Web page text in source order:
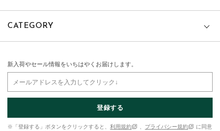
CATEGORY
新入荷やセール情報をいちはやくお届けします。
登録する
※「登録する」ボタンをクリックすると、 利用規約 プライバシー規約
に同意